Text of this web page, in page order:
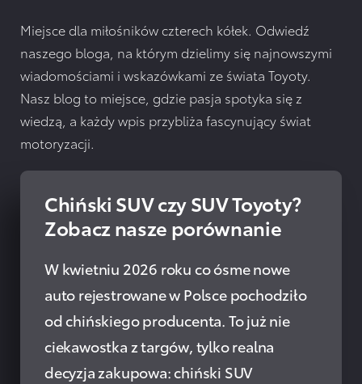
Miejsce dla miłośników czterech kółek. Odwiedź
naszego bloga, na którym dzielimy się najnowszymi
wiadomościami i wskazówkami ze świata Toyoty.
Nasz blog to miejsce, gdzie pasja spotyka się z
wiedzą, a każdy wpis przybliża fascynujący świat
motoryzacji.
Chiński SUV czy SUV Toyoty?
Zobacz nasze porównanie
W kwietniu 2026 roku co ósme nowe
auto rejestrowane w Polsce pochodziło
od chińskiego producenta. To już nie
ciekawostka z targów, tylko realna
decyzja zakupowa: chiński SUV